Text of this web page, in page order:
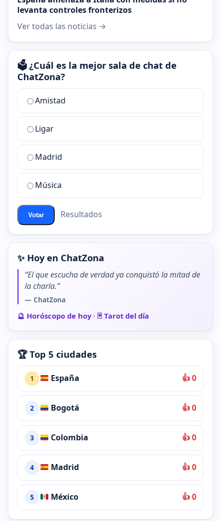
levanta controles fronterizos
Ver todas las noticias →
🗳️ ¿Cuál es la mejor sala de chat de
ChatZona?
¿Cuál
la
mejor
sala
chat
ChatZona?
Amistad
Ligar
Madrid
Música
Votar Resultados
✨ Hoy en ChatZona
“El que escucha de verdad ya conquistó la mitad de
la charla.”
— ChatZona
🔮 Horóscopo de hoy· 🃏 Tarot del día
🏆 Top 5 ciudades
1 España 👍 0
2 Bogotá 👍 0
3 Colombia 👍 0
4 Madrid 👍 0
5 México 👍 0